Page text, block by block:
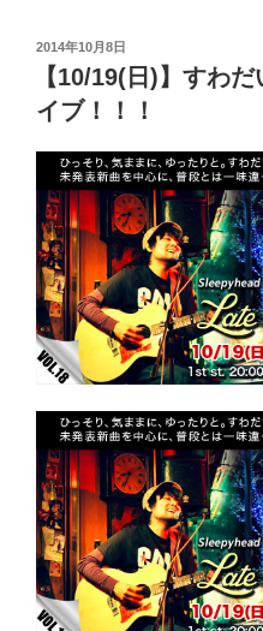
投
日:
2014年10月8日
【10/19(日)】すわ
イブ！！！